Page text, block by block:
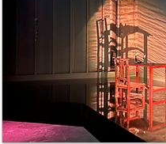
撮影：田中直子